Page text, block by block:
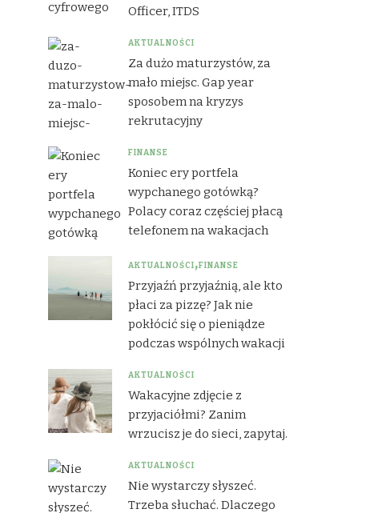
Officer, ITDS
AKTUALNOŚCI
Za dużo maturzystów, za
mało miejsc. Gap year
sposobem na kryzys
rekrutacyjny
FINANSE
Koniec ery portfela
wypchanego gotówką?
Polacy coraz częściej płacą
telefonem na wakacjach
AKTUALNOŚCI FINANSE
Przyjaźń przyjaźnią, ale kto
płaci za pizzę? Jak nie
pokłócić się o pieniądze
podczas wspólnych wakacji
AKTUALNOŚCI
Wakacyjne zdjęcie z
przyjaciółmi? Zanim
wrzucisz je do sieci, zapytaj.
AKTUALNOŚCI
Nie wystarczy słyszeć.
Trzeba słuchać. Dlaczego